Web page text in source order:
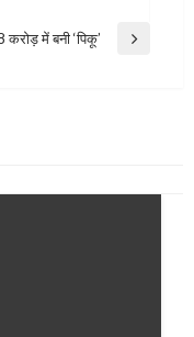
करोड़ में बनी ‘पिकू’